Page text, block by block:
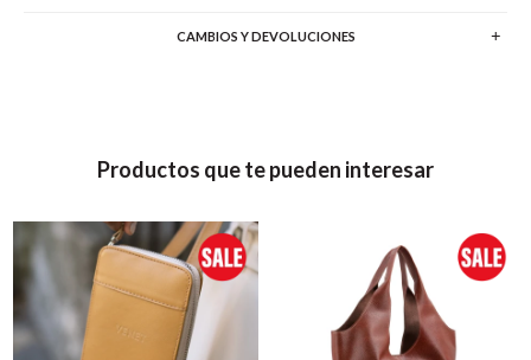
CAMBIOS Y DEVOLUCIONES
Productos que te pueden interesar